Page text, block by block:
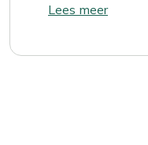
Lees meer